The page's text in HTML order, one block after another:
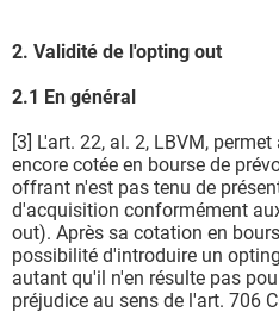
2. Validité de l'opting out
2.1 En général
[3] L'art. 22, al. 2, LBVM,
encore cotée en bourse de
offrant n'est pas tenu de
d'acquisition conformément
out). Après sa cotation en
possibilité d'introduire un
autant qu'il n'en résulte pas
préjudice au sens de l'art. 706